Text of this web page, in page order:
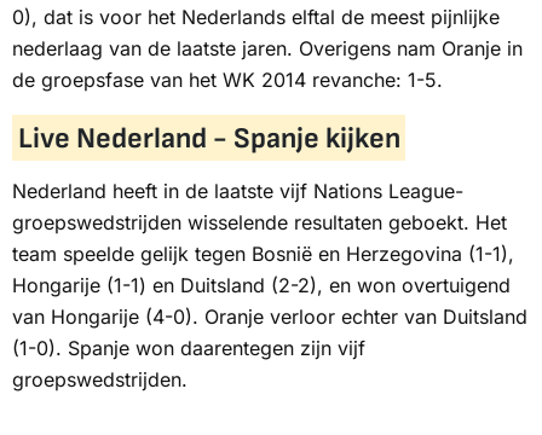
0), dat is voor het Nederlands elftal de meest pijnlijke
nederlaag van de laatste jaren. Overigens nam Oranje in
de groepsfase van het WK 2014 revanche: 1-5.
Live Nederland - Spanje kijken
Nederland heeft in de laatste vijf Nations League-
groepswedstrijden wisselende resultaten geboekt. Het
team speelde gelijk tegen Bosnië en Herzegovina (1-1),
Hongarije (1-1) en Duitsland (2-2), en won overtuigend
van Hongarije (4-0). Oranje verloor echter van Duitsland
(1-0). Spanje won daarentegen zijn vijf
groepswedstrijden.